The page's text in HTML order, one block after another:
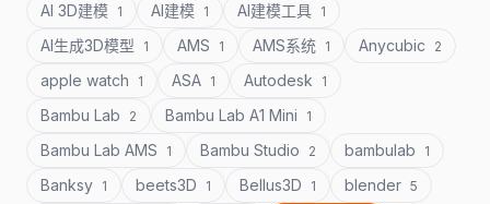
AI 3D建模 1 AI建模 1 AI建模工具 1
AI生成3D模型 1 AMS 1 AMS系统 1 Anycubic 2
apple watch 1 ASA 1 Autodesk 1
Bambu Lab 2 Bambu Lab A1 Mini 1
Bambu Lab AMS 1 Bambu Studio 2 bambulab 1
Banksy 1 beets3D 1 Bellus3D 1 blender 5